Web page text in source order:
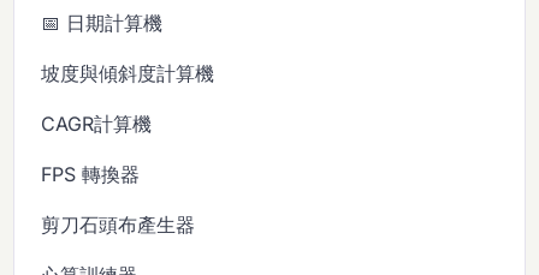
📅 日期計算機
坡度與傾斜度計算機
CAGR計算機
FPS 轉換器
剪刀石頭布產生器